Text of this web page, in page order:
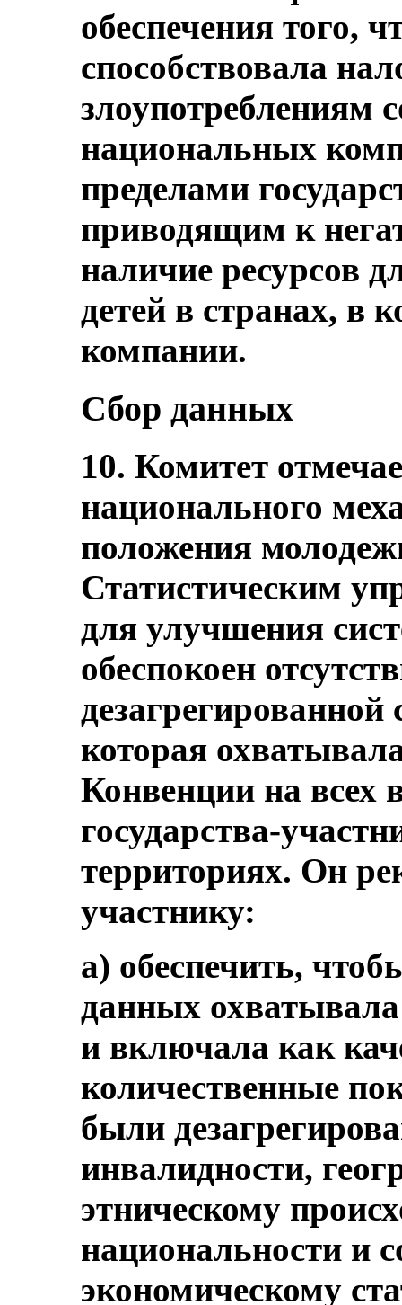
обеспечения того,
способствовала
злоупотреблениям
национальных
пределами
приводящим к
наличие ресурсов
детей в странах, в
компании.
Сбор данных
10. Комитет
национального
положения
Статистическим
для улучшения
обеспокоен
которая
Конвенции на всех
государства-
территориях. Он
участнику:
a) обеспечить,
данных
и включала как
количественные
были
инвалидности,
этническому
национальности и
экономическому